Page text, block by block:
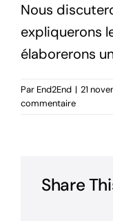
Nous
expliquerons
élaborerons
Par End2End | 21
commentaire
Share